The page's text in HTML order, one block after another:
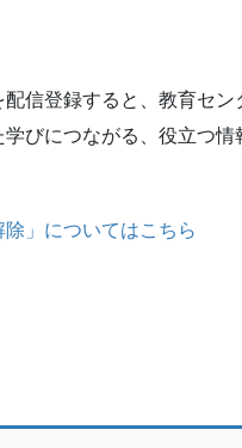
信登録すると、教育セン
びにつながる、役立つ
」についてはこちら